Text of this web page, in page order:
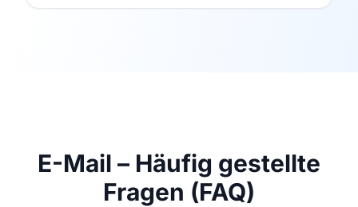
E-Mail – Häufig gestellte
Fragen (FAQ)